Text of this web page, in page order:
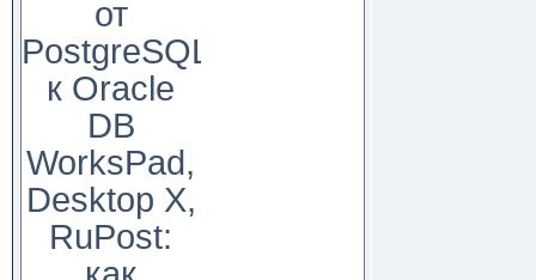
от
PostgreSQL
к Oracle
DB
WorksPad,
Desktop X,
RuPost: